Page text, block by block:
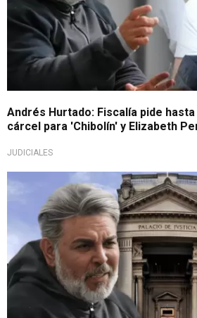
Andrés Hurtado: Fiscalía pide hasta
cárcel para 'Chibolín' y Elizabeth
JUDICIALES
¡Se mantiene en la cárcel!